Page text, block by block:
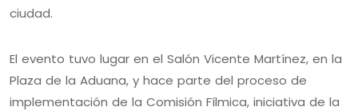
ciudad.
El evento tuvo lugar en el Salón Vicente Martínez, en la
Plaza de la Aduana, y hace parte del proceso de
implementación de la Comisión Fílmica, iniciativa de la